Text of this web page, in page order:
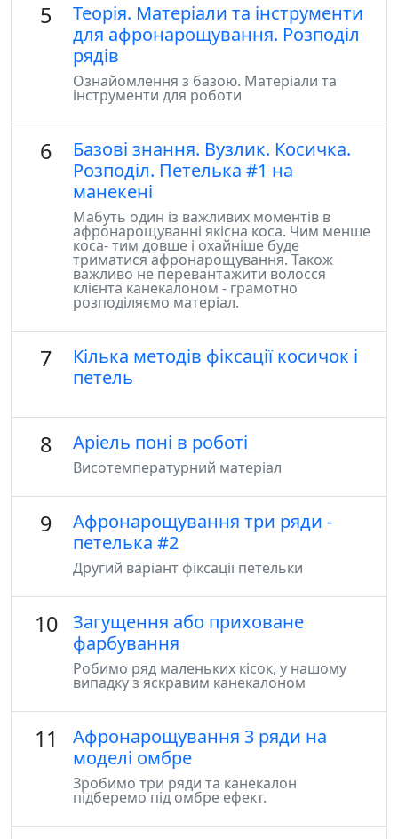
5
Теорія. Матеріали та інструменти
для афронарощування. Розподіл
рядів
Ознайомлення з базою. Матеріали та
інструменти для роботи
6
Базові знання. Вузлик. Косичка.
Розподіл. Петелька #1 на
манекені
Мабуть один із важливих моментів в
афронарощуванні якісна коса. Чим менше
коса- тим довше і охайніше буде
триматися афронарощування. Також
важливо не перевантажити волосся
клієнта канекалоном - грамотно
розподіляємо матеріал.
7
Кілька методів фіксації косичок і
петель
8 Аріель поні в роботі
Висотемпературний матеріал
9
Афронарощування три ряди -
петелька #2
Другий варіант фіксації петельки
10
Загущення або приховане
фарбування
Робимо ряд маленьких кісок, у нашому
випадку з яскравим канекалоном
11
Афронарощування 3 ряди на
моделі омбре
Зробимо три ряди та канекалон
підберемо під омбре ефект.